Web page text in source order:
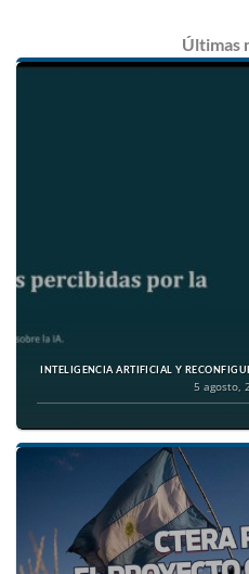
Últimas
INTELIGENCIA ARTIFICIAL Y
5 agosto,